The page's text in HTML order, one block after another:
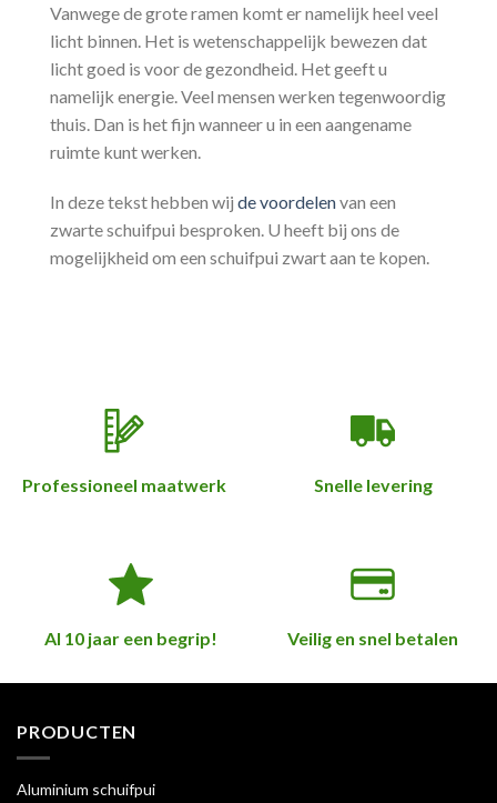
Vanwege de grote ramen komt er namelijk heel veel
licht binnen. Het is wetenschappelijk bewezen dat
licht goed is voor de gezondheid. Het geeft u
namelijk energie. Veel mensen werken tegenwoordig
thuis. Dan is het fijn wanneer u in een aangename
ruimte kunt werken.
In deze tekst hebben wij de voordelenvan een
zwarte schuifpui besproken. U heeft bij ons de
mogelijkheid om een schuifpui zwart aan te kopen.
Professioneel maatwerk Snelle levering
Al 10 jaar een begrip! Veilig en snel betalen
PRODUCTEN
Aluminium schuifpui